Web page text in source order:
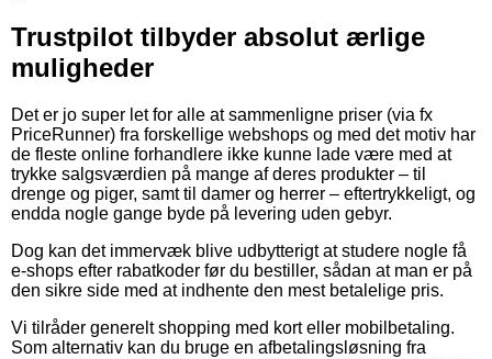
Trustpilot tilbyder absolut ærlige
muligheder
Det er jo super let for alle at sammenligne priser (via fx
PriceRunner) fra forskellige webshops og med det motiv har
de fleste online forhandlere ikke kunne lade være med at
trykke salgsværdien på mange af deres produkter – til
drenge og piger, samt til damer og herrer – eftertrykkeligt, og
endda nogle gange byde på levering uden gebyr.
Dog kan det immervæk blive udbytterigt at studere nogle få
e-shops efter rabatkoder før du bestiller, sådan at man er på
den sikre side med at indhente den mest betalelige pris.
Vi tilråder generelt shopping med kort eller mobilbetaling.
Som alternativ kan du bruge en afbetalingsløsning fra